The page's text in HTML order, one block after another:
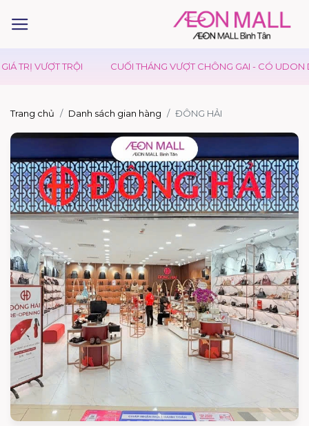
VƯỢT TRỘI CUỐI THÁNG VƯỢT CHÔNG GAI - CÓ UDON
Trang chủ Danh sách gian hàng ĐÔNG HẢI